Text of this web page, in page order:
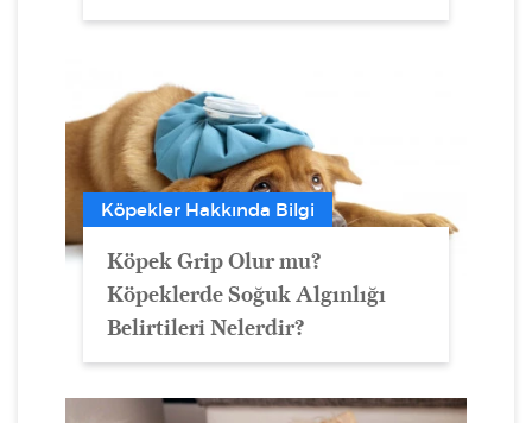
Köpekler Hakkında Bilgi
Köpek Grip Olur mu?
Köpeklerde Soğuk Algınlığı
Belirtileri Nelerdir?